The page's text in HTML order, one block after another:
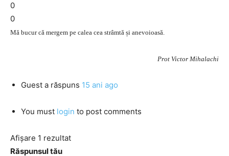
0
0
Mă bucur că mergem pe calea cea strâmtă și anevoioasă.
Prot Victor Mihalachi
Guest a răspuns 15 ani ago
You must login to post comments
Afișare 1 rezultat
Răspunsul tău